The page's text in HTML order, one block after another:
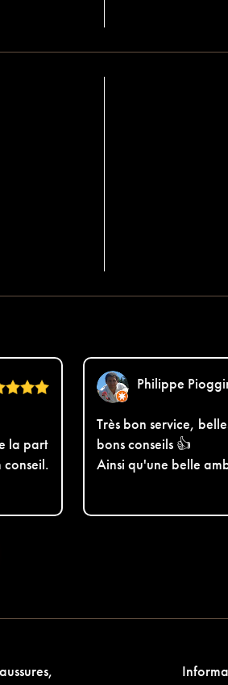
la part
conseil.
Philippe
Très bon service,
bons conseils 👍
Ainsi qu'une belle